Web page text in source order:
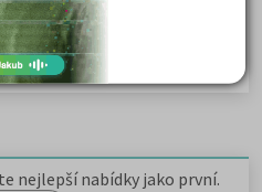
elegie
nejlepší nabídky jako první.